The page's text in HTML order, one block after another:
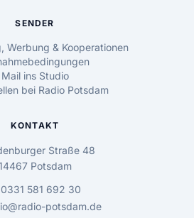
SENDER
Werbung & Kooperationen
Mail ins Studio
bei Radio Potsdam
KONTAKT
Straße 48
Potsdam
0331 581 692 30
potsdam.de